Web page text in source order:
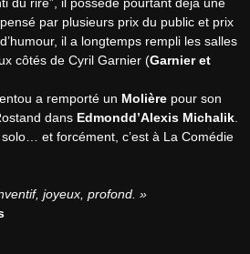
par plusieurs prix du public et prix
il a longtemps rempli les salles
côtés de Cyril Garnier (Garnier et
a remporté un Molière pour son
dans Edmondd’Alexis Michalik
et forcément, c’est à La Comédie
joyeux, profond. »